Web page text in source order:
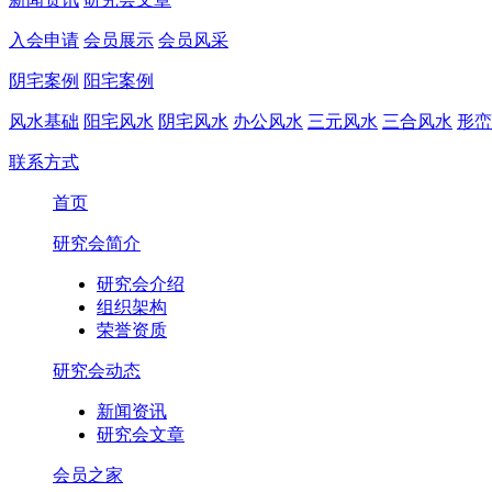
入会申请 会员展示 会员风采
阴宅案例 阳宅案例
风水基础 阳宅风水 阴宅风水 办公风水 三元风水 三合风水 形
联系方式
首页
研究会简介
研究会介绍
组织架构
荣誉资质
研究会动态
新闻资讯
研究会文章
会员之家